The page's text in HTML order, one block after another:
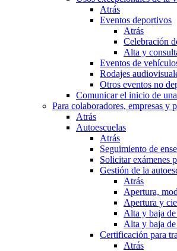
Atrás
Eventos deportivos
Atrás
Celebración
Alta y
Eventos de
Rodajes
Otros eventos no
Comunicar el inicio de
Para colaboradores, empresas y
Atrás
Autoescuelas
Atrás
Seguimiento de
Solicitar exámenes
Gestión de la
Atrás
Apertura,
Apertura y
Alta y baja de
Alta y baja
Certificación para
Atrás